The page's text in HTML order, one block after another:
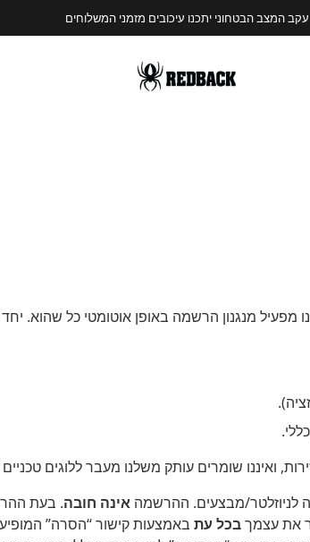
משלוחים חינם בהזמנות מעל 400 שח
מפעיל מנגנון הרשמה באופן אוטומטי כל
ואיננו שומרים עותק משלנו מעבר ללוגים
לניוזלטר/מבצעים. ההרשמה אינה חובה
את עצמךבכל עת באמצעות קישור “הסרה”